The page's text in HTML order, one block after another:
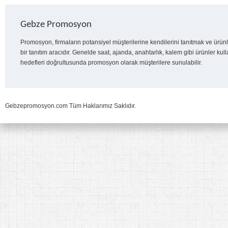
Gebze Promosyon
Promosyon, firmaların potansiyel müşterilerine kendilerini tanıtmak ve
bir tanıtım aracıdır. Genelde saat, ajanda, anahtarlık, kalem gibi ürünler
hedefleri doğrultusunda promosyon olarak müşterilere sunulabilir.
Gebzepromosyon.com Tüm Haklarımız Saklıdır.